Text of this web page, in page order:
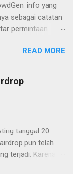
info yang
sebagai catatan
permintaan
Cara
adalah poin-
READ MORE
tanggal 20
pun telah
terjadi. Karena